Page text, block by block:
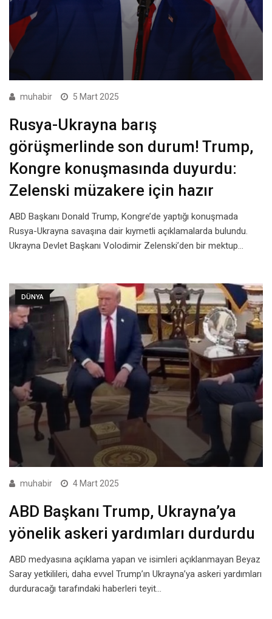
muhabir 5 Mart 2025
Rusya-Ukrayna barış
görüşmerlinde son durum! Trump,
Kongre konuşmasında duyurdu:
Zelenski müzakere için hazır
ABD Başkanı Donald Trump, Kongre’de yaptığı konuşmada
Rusya-Ukrayna savaşına dair kıymetli açıklamalarda bulundu.
Ukrayna Devlet Başkanı Volodimir Zelenski’den bir mektup…
DÜNYA
muhabir 4 Mart 2025
ABD Başkanı Trump, Ukrayna’ya
yönelik askeri yardımları durdurdu
ABD medyasına açıklama yapan ve isimleri açıklanmayan Beyaz
Saray yetkilileri, daha evvel Trump’ın Ukrayna’ya askeri yardımları
durduracağı tarafındaki haberleri teyit…